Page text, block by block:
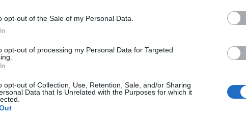
opt-out of the Sale of my Personal Data.
opt-out of processing my Personal Data for Targeted
opt-out of Collection, Use, Retention, Sale, and/or Sharing
Data that Is Unrelated with the Purposes for which it
luccicare
inizia a farmi male